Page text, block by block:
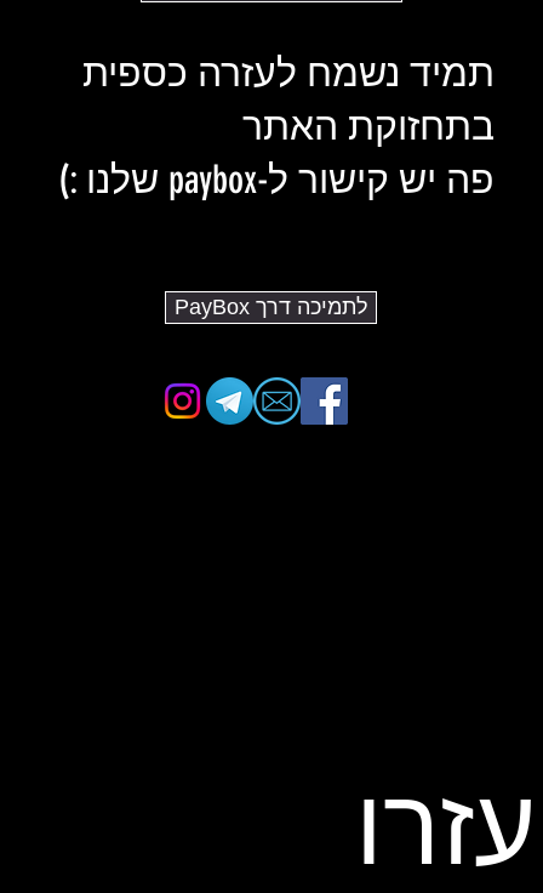
עזרו
תמיד נשמח לעזרה כספית
בתחזוקת האתר
פה יש קישור ל-paybox שלנו :)
לתמיכה דרך PayBox